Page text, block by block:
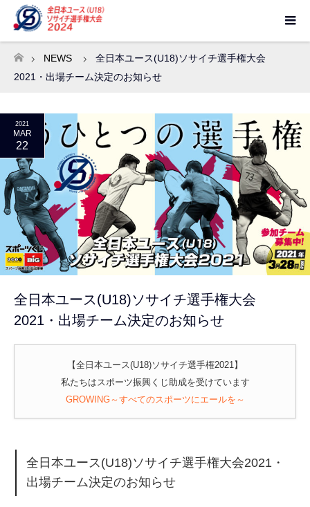
ホーム
NEWS
全日本ユース(U18)ソサイチ選手権大会
2021・出場チーム決定のお知らせ
2021
MAR
22
全日本ユース(U18)ソサイチ選手権大会
2021・出場チーム決定のお知らせ
【全日本ユース(U18)ソサイチ選手権2021】
私たちはスポーツ振興くじ助成を受けています
GROWING～すべてのスポーツにエールを～
全日本ユース(U18)ソサイチ選手権大会2021・
出場チーム決定のお知らせ